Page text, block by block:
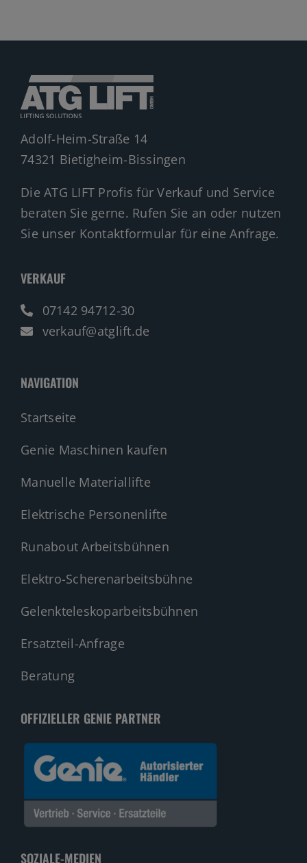
Adolf-Heim-Straße 14
74321 Bietigheim-Bissingen
Die ATG LIFT Profis für Verkauf und Service
beraten Sie gerne. Rufen Sie an oder nutzen
Sie unser Kontaktformular für eine Anfrage.
VERKAUF
07142 94712-30
verkauf@atglift.de
NAVIGATION
Startseite
Genie Maschinen kaufen
Manuelle Materiallifte
Elektrische Personenlifte
Runabout Arbeitsbühnen
Elektro-Scherenarbeitsbühne
Gelenkteleskoparbeitsbühnen
Ersatzteil-Anfrage
Beratung
OFFIZIELLER GENIE PARTNER
SOZIALE-MEDIEN